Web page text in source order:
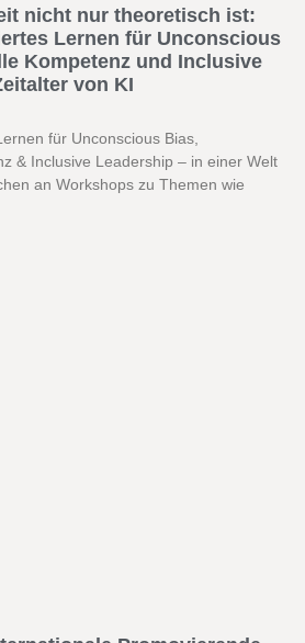
nicht nur theoretisch ist:
Lernen für Unconscious
Kompetenz und Inclusive
von KI
für Unconscious Bias,
& Inclusive Leadership – in einer Welt
an Workshops zu Themen wie